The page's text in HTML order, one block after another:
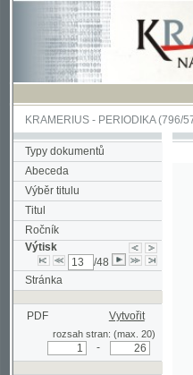
KRAMERIUS-PERIODIKA(796/
Typy dokumentů
Abeceda
Výběr titulu
Titul
Ročník
Výtisk
/48
Stránka
PDF
rozsah stran: (max. 20)